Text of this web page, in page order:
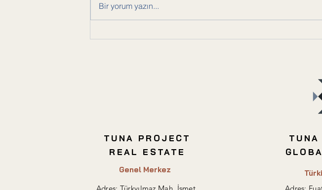
Bir yorum yazın...
TUNA PROJECT
REAL ESTATE
Genel Merkez
TUNA